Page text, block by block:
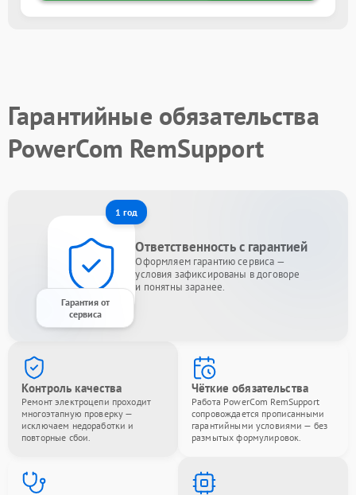
Гарантийные обязательства
PowerCom RemSupport
1 год
Гарантия от
сервиса
Ответственность с гарантией
Оформляем гарантию сервиса —
условия зафиксированы в договоре
и понятны заранее.
Контроль качества
Ремонт электроцепи проходит
многоэтапную проверку —
исключаем недоработки и
повторные сбои.
Чёткие обязательства
Работа PowerCom RemSupport
сопровождается прописанными
гарантийными условиями — без
размытых формулировок.